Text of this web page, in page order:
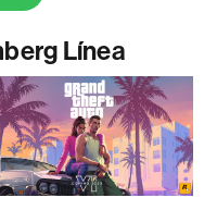
Línea